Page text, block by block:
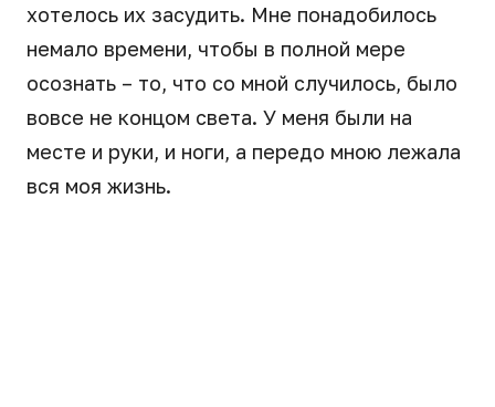
хотелось их засудить. Мне понадобилось
немало времени, чтобы в полной мере
осознать – то, что со мной случилось, было
вовсе не концом света. У меня были на
месте и руки, и ноги, а передо мною лежала
вся моя жизнь.